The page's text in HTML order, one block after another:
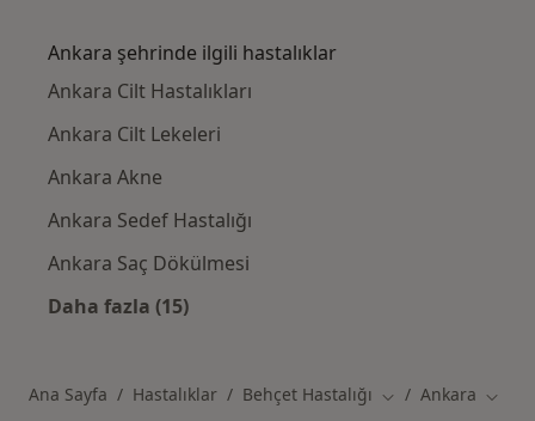
Ankara şehrinde ilgili hastalıklar
Ankara Cilt Hastalıkları
Ankara Cilt Lekeleri
Ankara Akne
Ankara Sedef Hastalığı
Ankara Saç Dökülmesi
Daha fazla (15)
Ana Sayfa Hastalıklar Behçet Hastalığı Şehir değiştir
Ankara Şehir